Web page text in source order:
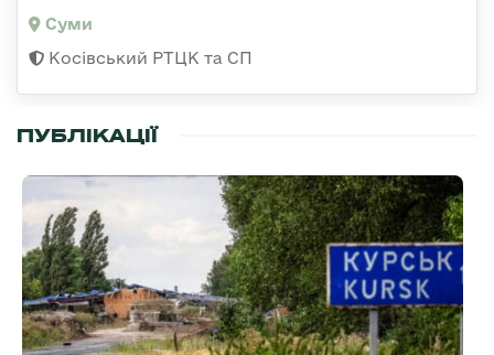
Суми
Косівський РТЦК та СП
ПУБЛІКАЦІЇ